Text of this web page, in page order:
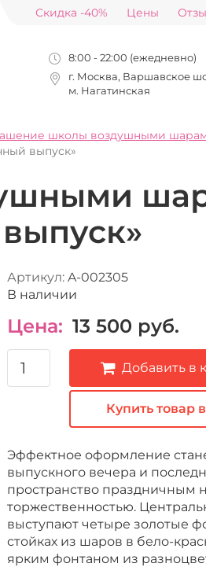
Скидка -40% Цены
8:00 - 22:00 (ежедневно)
г. Москва, Варшавское
м. Нагатинская
школы воздушными
выпуск»
Артикул: A-002305
В наличии
Цена: 13 500 руб.
Добавить в
Купить товар
Эффектное оформление
выпускного вечера и
пространство праздничным
торжественностью.
выступают четыре золотые
стойках из шаров в бело-
ярким фонтаном из